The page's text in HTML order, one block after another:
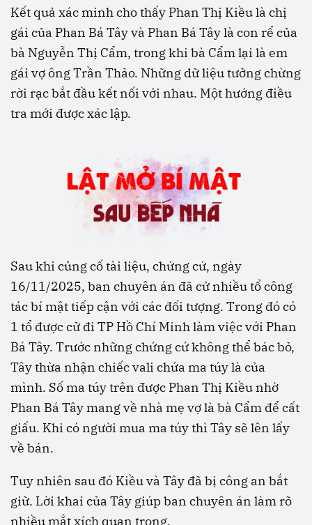
Kết quả xác minh cho thấy Phan Thị Kiều là chị
gái của Phan Bá Tây và Phan Bá Tây là con rể của
bà Nguyễn Thị Cẩm, trong khi bà Cẩm lại là em
gái vợ ông Trần Thảo. Những dữ liệu tưởng chừng
rời rạc bắt đầu kết nối với nhau. Một hướng điều
tra mới được xác lập.
Sau khi củng cố tài liệu, chứng cứ, ngày
16/11/2025, ban chuyên án đã cử nhiều tổ công
tác bí mật tiếp cận với các đối tượng. Trong đó có
1 tổ được cử đi TP Hồ Chí Minh làm việc với Phan
Bá Tây. Trước những chứng cứ không thể bác bỏ,
Tây thừa nhận chiếc vali chứa ma túy là của
mình. Số ma túy trên được Phan Thị Kiều nhờ
Phan Bá Tây mang về nhà mẹ vợ là bà Cẩm để cất
giấu. Khi có người mua ma túy thì Tây sẽ lên lấy
về bán.
Tuy nhiên sau đó Kiều và Tây đã bị công an bắt
giữ. Lời khai của Tây giúp ban chuyên án làm rõ
nhiều mắt xích quan trọng.